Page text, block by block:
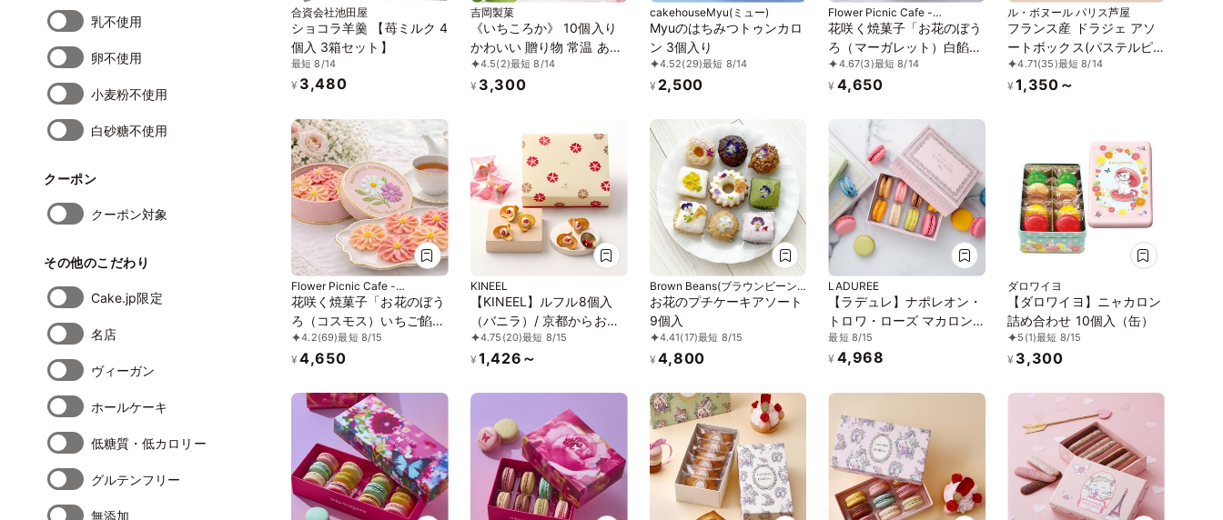
乳不使用
卵不使用
小麦粉不使用
白砂糖不使用
クーポン
クーポン対象
その他のこだわり
Cake.jp限定
名店
ヴィーガン
ホールケーキ
低糖質・低カロリー
グルテンフリー
無添加
合資会社池田屋
ショコラ羊羹 【苺ミルク 4
個入 3箱セット】
最短 8/14
¥ 3,480
吉岡製菓
《いちころか》 10個入り
かわいい 贈り物 常温 あり
がとう 和風 マカロン モナ
カ 最中
4.5(2)最短 8/14
¥ 3,300
cakehouseMyu(ミュー)
Myuのはちみつトゥンカロ
ン 3個入り
4.52(29)最短 8/14
¥ 2,500
Flower Picnic Cafe -
Hakodate-
花咲く焼菓子「お花のぼう
ろ（マーガレット）白餡」
3缶セット｜オリジナル紙
袋を3枚
4.67(3)最短 8/14
¥ 4,650
ル・ボヌール パリス芦屋
フランス産 ドラジェ アソ
ートボックス(パステルピ
ンク) S-5
4.71(35)最短 8/14
¥ 1,350～
Flower Picnic Cafe -
Hakodate-
花咲く焼菓子「お花のぼう
ろ（コスモス）いちご餡白
餡」3缶セット｜オリジナ
ル紙袋を3枚
4.2(69)最短 8/15
¥ 4,650
KINEEL
【KINEEL】ルフル8個入
（バニラ）/ 京都からお届
け♪お花の形のかわいいラ
ングドシャスイーツ（焼菓
4.75 (20)最短 8/15
¥ 1,426～
Brown Beans(ブラウンビーン
ズ)
お花のプチケーキアソート
9個入
4.41(17)最短 8/15
¥ 4,800
LADUREE
【ラデュレ】ナポレオン・
トロワ・ローズ マカロン8
個入り
最短 8/15
¥ 4,968
ダロワイヨ
【ダロワイヨ】ニャカロン
詰め合わせ 10個入（缶）
5 (1)最短 8/15
¥ 3,300